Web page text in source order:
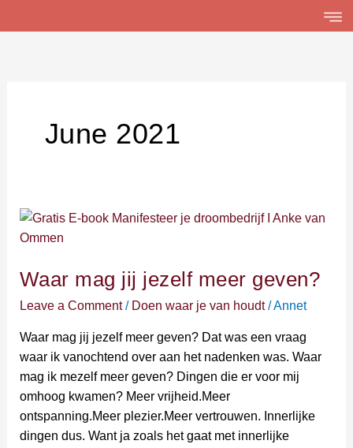
to
June 2021
Waar mag jij jezelf meer geven?
Leave a Comment / Doen waar je van houdt/Annet
Waar mag jij jezelf meer geven? Dat was een vraag
waar ik vanochtend over aan het nadenken was. Waar
mag ik mezelf meer geven? Dingen die er voor mij
omhoog kwamen? Meer vrijheid.Meer
ontspanning.Meer plezier.Meer vertrouwen. Innerlijke
dingen dus. Want ja zoals het gaat met innerlijke
Waar
mag
jezelf